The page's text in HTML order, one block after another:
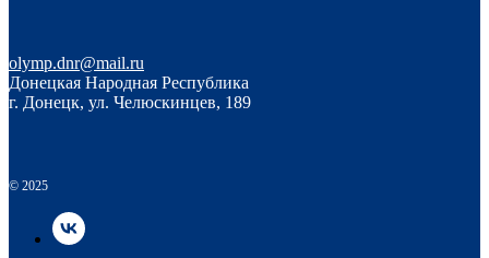
olymp.dnr@mail.ru
Донецкая Народная Республика
г. Донецк, ул. Челюскинцев, 189
© 2025